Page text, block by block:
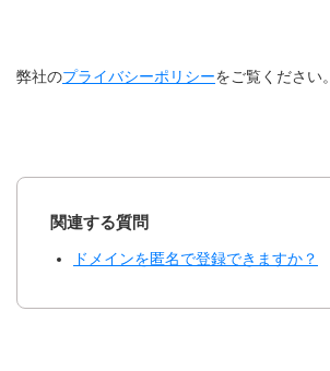
弊社のプライバシーポリシーをご覧ください。
関連する質問
ドメインを匿名で登録できますか？